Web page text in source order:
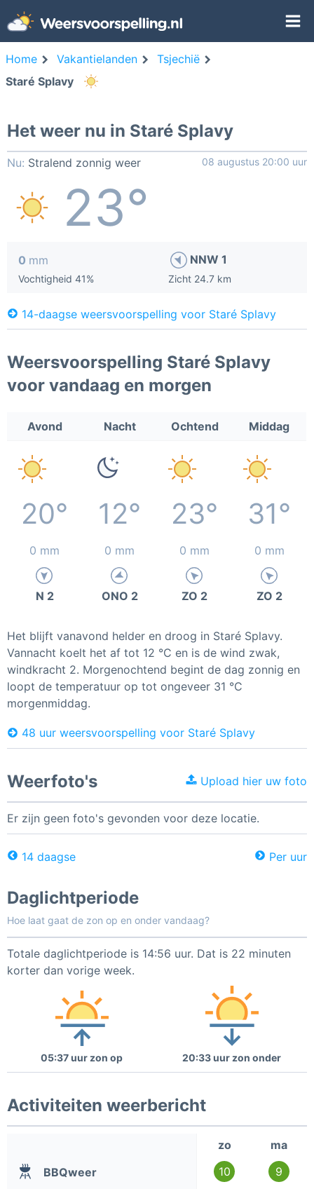
Home Vakantielanden
Tsjechië
Staré Splavy
Het weer nu in Staré Splavy
Nu: Stralend zonnig weer 08 augustus 20:00 uur
23°
0 mm
Vochtigheid 41%
NNW 1
Zicht 24.7 km
14-daagse weersvoorspelling voor Staré Splavy
Weersvoorspelling Staré Splavy
voor vandaag en morgen
Avond Nacht Ochtend Middag
20° 12° 23° 31°
0 mm 0 mm 0 mm 0 mm
N 2 ONO 2 ZO 2 ZO 2
Het blijft vanavond helder en droog in Staré Splavy.
Vannacht koelt het af tot 12 °C en is de wind zwak,
windkracht 2. Morgenochtend begint de dag zonnig en
loopt de temperatuur op tot ongeveer 31 °C
morgenmiddag.
48 uur weersvoorspelling voor Staré Splavy
Weerfoto's Upload hier uw foto
Er zijn geen foto's gevonden voor deze locatie.
14 daagse Per uur
Daglichtperiode
Hoe laat gaat de zon op en onder vandaag?
Totale daglichtperiode is 14:56 uur. Dat is 22 minuten
korter dan vorige week.
05:37 uur zon op 20:33 uur zon onder
Activiteiten weerbericht
zo
ma
BBQweer
10 9